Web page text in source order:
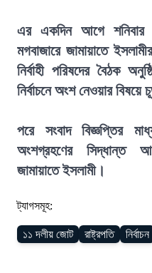
এর একদিন আগে শনিবার
মগবাজারে জামায়াতে
নির্বাহী পরিষদের বৈঠক
নির্বাচনে অংশ নেওয়ার
পরে সংবাদ বিজ্ঞপ্তির
অংশগ্রহণের সিদ্ধান্ত
জামায়াতে ইসলামী।
ট্যাগসমূহ:
১১ দলীয় জোট রাষ্ট্রপতি নির্বাচন